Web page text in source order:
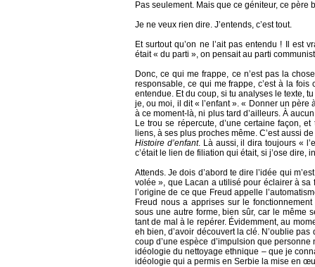
Pas seulement. Mais que ce géniteur, ce
Je ne veux rien dire. J’entends, c’est tout.
Et surtout qu’on ne l’ait pas entendu ! Il est
était « du parti », on pensait au parti
Donc, ce qui me frappe, ce n’est pas la
responsable, ce qui me frappe, c’est à la
entendue. Et du coup, si tu analyses le texte,
je, ou moi, il dit « l’enfant ». « Donner un
à ce moment-là, ni plus tard d’ailleurs. À
Le trou se répercute, d’une certaine façon,
liens, à ses plus proches même. C’est aussi
Histoire d’enfant. Là aussi, il dira toujours «
c’était le lien de filiation qui était, si j’ose dire,
Attends. Je dois d’abord te dire l’idée qui
volée », que Lacan a utilisé pour éclairer à sa
l’origine de ce que Freud appelle
Freud nous a apprises sur le
sous une autre forme, bien sûr, car le même
tant de mal à le repérer. Évidemment, au
eh bien, d’avoir découvert la clé. N’oublie
coup d’une espèce d’impulsion que
idéologie du nettoyage ethnique – que je
idéologie qui a permis en Serbie la mise en